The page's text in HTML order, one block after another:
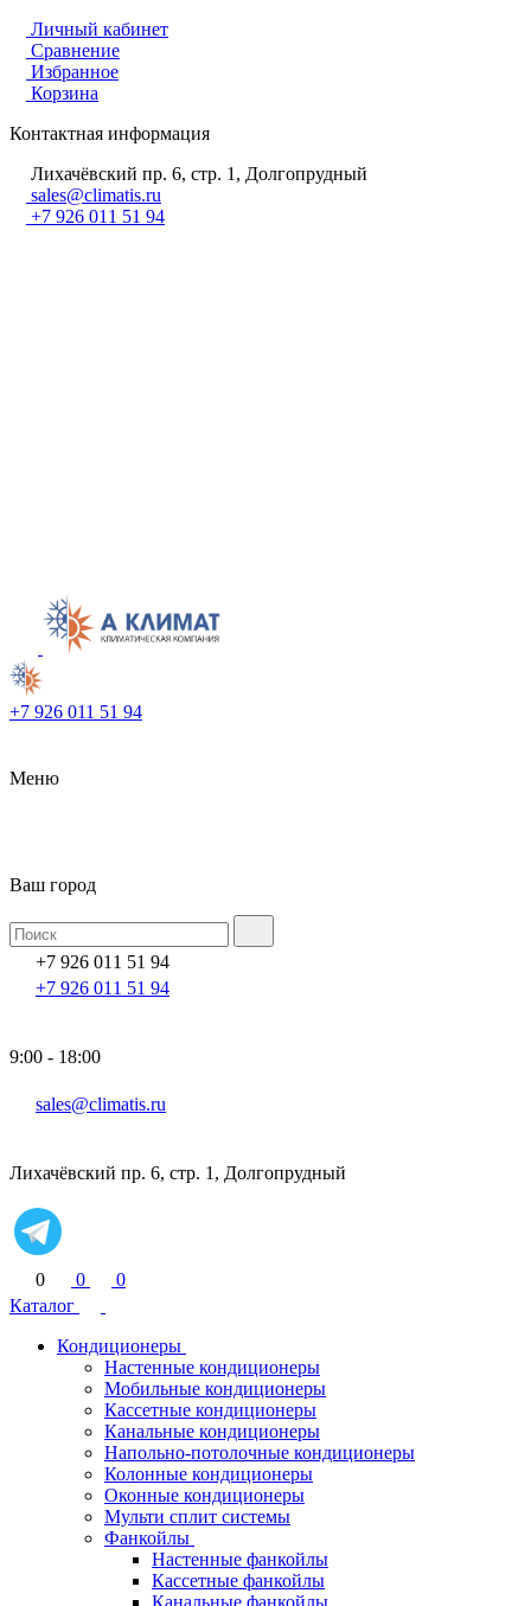
Личный кабинет
Сравнение
Избранное
Корзина
Контактная информация
Лихачёвский пр. 6, стр. 1, Долгопрудный
sales@climatis.ru
+7 926 011 51 94
+7 926 011 51 94
Меню
Ваш город
+7 926 011 51 94
+7 926 011 51 94
9:00 - 18:00
sales@climatis.ru
Лихачёвский пр. 6, стр. 1, Долгопрудный
0 0
0
Каталог
Кондиционеры
Настенные кондиционеры
Мобильные кондиционеры
Кассетные кондиционеры
Канальные кондиционеры
Напольно-потолочные кондиционеры
Колонные кондиционеры
Оконные кондиционеры
Мульти сплит системы
Фанкойлы
Настенные фанкойлы
Кассетные фанкойлы
Канальные фанкойлы